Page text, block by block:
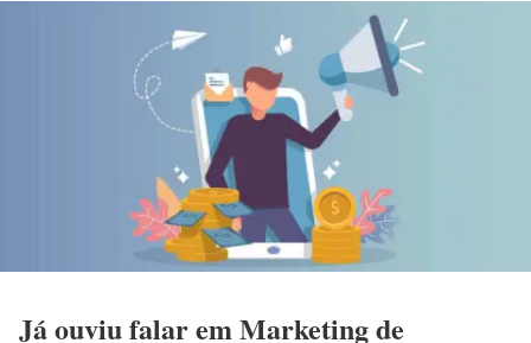
Já ouviu falar em Marketing de